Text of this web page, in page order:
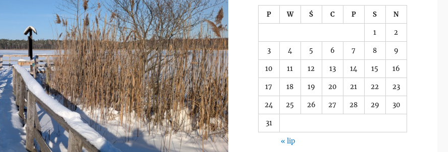
P W Ś C P S N
1 2
3 4 5 6 7 8 9
10 11 12 13 14 15 16
17 18 19 20 21 22 23
24 25 26 27 28 29 30
31
« lip